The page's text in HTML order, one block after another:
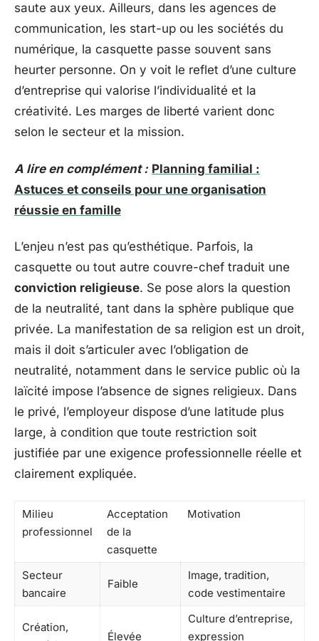
saute aux yeux. Ailleurs, dans les agences de
communication, les start-up ou les sociétés du
numérique, la casquette passe souvent sans
heurter personne. On y voit le reflet d’une culture
d’entreprise qui valorise l’individualité et la
créativité. Les marges de liberté varient donc
selon le secteur et la mission.
A lire en complément : Planning familial :
Astuces et conseils pour une organisation
réussie en famille
L’enjeu n’est pas qu’esthétique. Parfois, la
casquette ou tout autre couvre-chef traduit une
conviction religieuse. Se pose alors la question
de la neutralité, tant dans la sphère publique que
privée. La manifestation de sa religion est un droit,
mais il doit s’articuler avec l’obligation de
neutralité, notamment dans le service public où la
laïcité impose l’absence de signes religieux. Dans
le privé, l’employeur dispose d’une latitude plus
large, à condition que toute restriction soit
justifiée par une exigence professionnelle réelle et
clairement expliquée.
Milieu
professionnel
Acceptation
de la
casquette
Motivation
Secteur
bancaire
Faible
Image, tradition,
code vestimentaire
Création,
Élevée
Culture d’entreprise,
expression